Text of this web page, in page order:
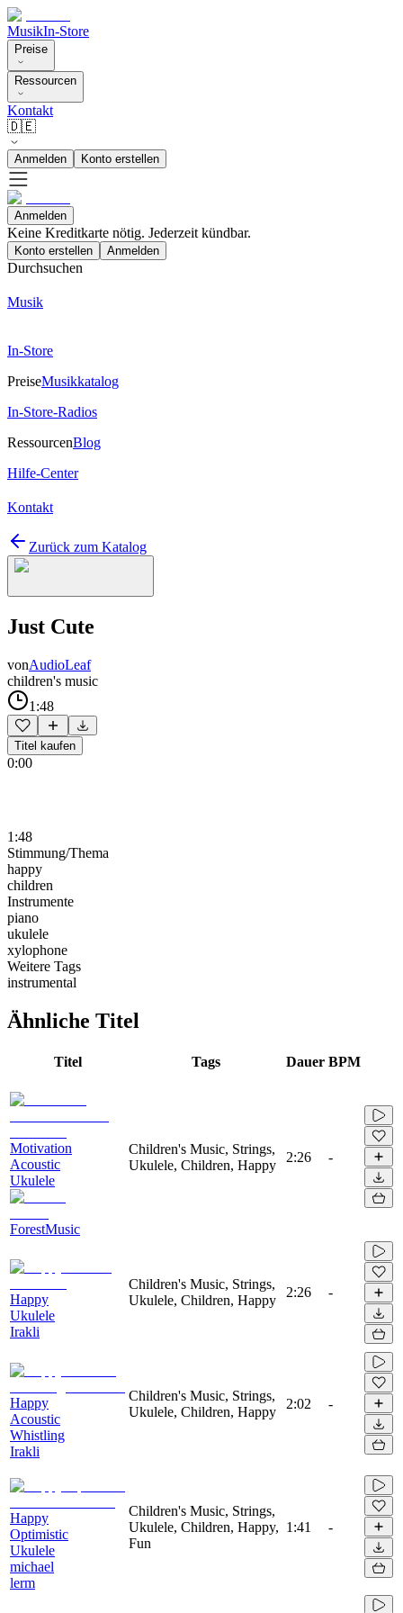
MusikIn-Store
Preise
Ressourcen
Kontakt
🇩🇪
Anmelden Konto erstellen
Anmelden
Keine Kreditkarte nötig. Jederzeit kündbar.
Konto erstellen Anmelden
Durchsuchen
Musik
In-Store
PreiseMusikkatalog
In-Store-Radios
RessourcenBlog
Hilfe-Center
Kontakt
Zurück zum Katalog
Just Cute
vonAudioLeaf
children's music
1:48
Titel kaufen
0:00
1:48
Stimmung/Thema
happy
children
Instrumente
piano
ukulele
xylophone
Weitere Tags
instrumental
Ähnliche Titel
Titel Tags Dauer BPM
Motivation
Acoustic
Ukulele
ForestMusic
Children's Music, Strings,
Ukulele, Children, Happy
2:26 -
Happy
Ukulele
Irakli
Children's Music, Strings,
Ukulele, Children, Happy
2:26 -
Happy
Acoustic
Whistling
Irakli
Children's Music, Strings,
Ukulele, Children, Happy
2:02 -
Happy
Optimistic
Ukulele
michael
lerm
Children's Music, Strings,
Ukulele, Children, Happy,
Fun
1:41 -